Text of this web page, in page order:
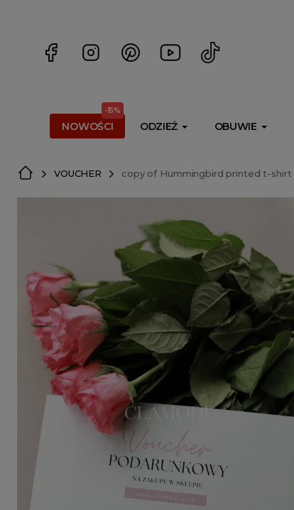
NOWOŚCI
-15%
ODZIEŻ OBUWIE
VOUCHER copy of Hummingbird printed t-shirt